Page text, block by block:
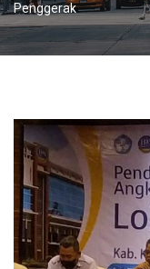
Penggerak